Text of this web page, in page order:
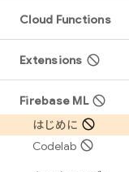
Cloud Functions
Extensions
Firebase ML
はじめに
Codelab